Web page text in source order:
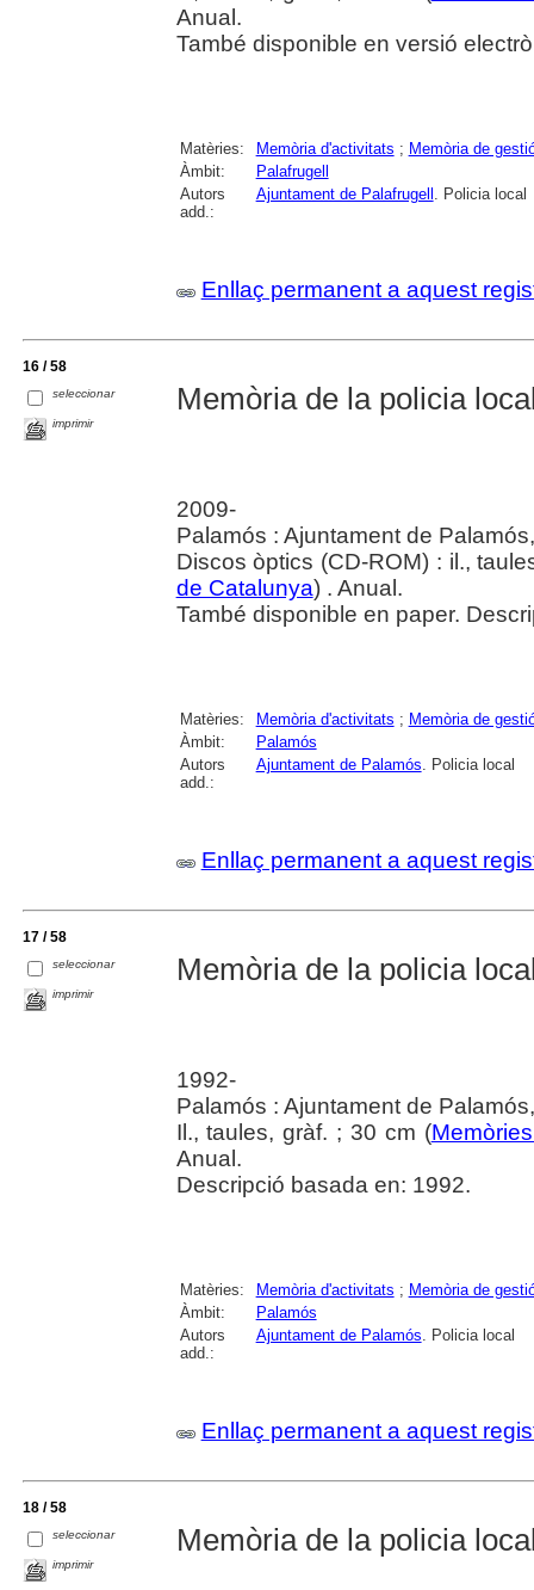
Anual.
També disponible en versió
Matèries: Memòria d'activitats ; Memòria de
Àmbit:
Palafrugell
Autors
add.:
Ajuntament de Palafrugell . Policia local
Enllaç permanent a aquest
16 / 58
seleccionar
imprimir
Memòria de la policia
2009-
Palamós : Ajuntament de
Discos òptics (CD-ROM) : il.,
de Catalunya) . Anual.
També disponible en paper.
Matèries: Memòria d'activitats ; Memòria de
Àmbit:
Palamós
Autors
add.:
Ajuntament de Palamós . Policia local
Enllaç permanent a aquest
17 / 58
seleccionar
imprimir
Memòria de la policia
1992-
Palamós : Ajuntament de
Il., taules, gràf. ; 30 cm (
Anual.
Descripció basada en: 1992.
Matèries: Memòria d'activitats ; Memòria de
Àmbit:
Palamós
Autors
add.:
Ajuntament de Palamós . Policia local
Enllaç permanent a aquest
18 / 58
seleccionar
imprimir
Memòria de la policia